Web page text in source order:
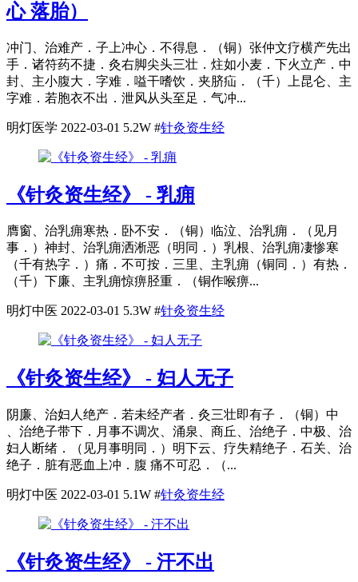
心 落胎）
冲门、治难产．子上冲心．不得息．（铜）张仲文疗横产先出
手．诸符药不捷．灸右脚尖头三壮．炷如小麦．下火立产．中
封、主小腹大．字难．嗌干嗜饮．夹脐疝．（千）上昆仑、主
字难．若胞衣不出．泄风从头至足．气冲...
明灯医学 2022-03-01 5.2W #针灸资生经
《针灸资生经》 - 乳痈
膺窗、治乳痈寒热．卧不安．（铜）临泣、治乳痈．（见月
事．）神封、治乳痈洒淅恶（明同．）乳根、治乳痈凄惨寒
（千有热字．）痛．不可按．三里、主乳痈（铜同．）有热．
（千）下廉、主乳痈惊痹胫重．（铜作喉痹...
明灯中医 2022-03-01 5.3W #针灸资生经
《针灸资生经》 - 妇人无子
阴廉、治妇人绝产．若未经产者．灸三壮即有子．（铜）中
、治绝子带下．月事不调次、涌泉、商丘、治绝子．中极、治
妇人断绪．（见月事明同．）明下云、疗失精绝子．石关、治
绝子．脏有恶血上冲．腹 痛不可忍．（...
明灯中医 2022-03-01 5.1W #针灸资生经
《针灸资生经》 - 汗不出